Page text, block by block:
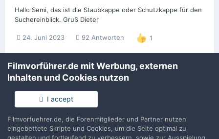
Hallo Semi, das ist die Staubkappe oder Schutzkappe für den
Suchereinblick. Gruß Dieter
24. Juni 2023 92 Antworten 1
ARCO Supermechanika 803A
Dieter Scherfantwortete aufruessel
Was alles passiert, im Inserat ist ein Fehler passiert:
Abgebildet ist eine ARCO 803 A im Text beschrieben ist die
viel besser ausgestattete ARCO CR-8. Am Besten erkennt...
Filmvorführer.de mit Werbung, externen
Inhalten und Cookies nutzen
I accept
Filmvorfuehrer.de, die Forenmitglieder und Partner nutzen
eingebettete Skripte und Cookies, um die Seite optimal zu